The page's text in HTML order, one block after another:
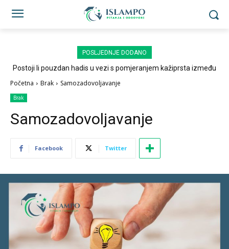
POSLJEDNJE DODANO
Postoji li pouzdan hadis u vezi s pomjeranjem kažiprsta između
Početna Brak Samozadovoljavanje
Brak
Samozadovoljavanje
Facebook Twitter